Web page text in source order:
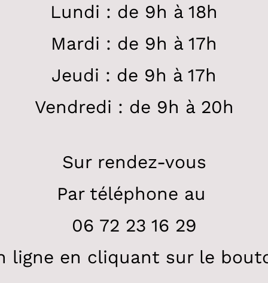
Lundi : de 9h à 18h
Mardi : de 9h à 17h
Jeudi : de 9h à 17h
Vendredi : de 9h à 20h
Sur rendez-vous
Par téléphone au
06 72 23 16 29
ligne en cliquant sur le